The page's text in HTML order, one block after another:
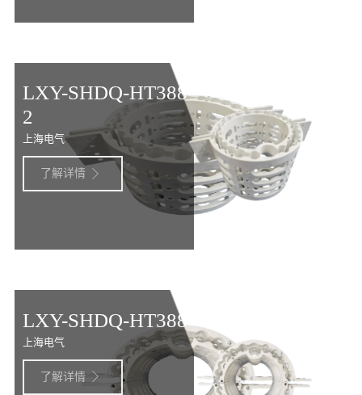
LXY-SHDQ-HT388-
2
上海电气
了解详情 
LXY-SHDQ-HT388
上海电气
了解详情 